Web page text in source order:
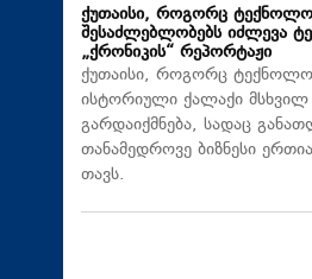
ქუთაისი, როგორც
შესაძლებლობებს იძლევა
„ქრონიკის“ რეპორტაჟი
ქუთაისი, როგორც
ისტორიული ქალაქი მსხვილ
გარდაიქმნება, სადაც
თანამედროვე ბიზნესი
თავს.